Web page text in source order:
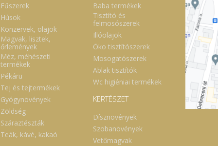
Fűszerek
Húsok
Konzervek, olajok
Magvak, lisztek,
őrlemények
Méz, méhészeti
termékek
Pékáru
Tej és tejtermékek
Gyógynövények
Zöldség
Száraztészták
Teák, kávé, kakaó
Baba termékek
Tisztító és
felmosószerek
Illóolajok
Öko tisztítószerek
Mosogatószerek
Ablak tisztítók
Wc higiéniai termékek
KERTÉSZET
Dísznövények
Szobanövények
Vetőmagvak